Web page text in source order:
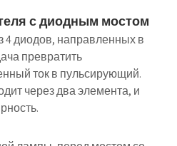
с диодным мостом
4 диодов, направленных в
превратить
ток в пульсирующий.
через два элемента, и